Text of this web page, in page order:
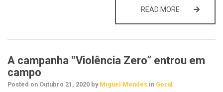
READ MORE II EDIÇÃO
A campanha “Violência Zero” entrou em
campo
Posted on Outubro 21, 2020 by Miguel Mendes in Geral